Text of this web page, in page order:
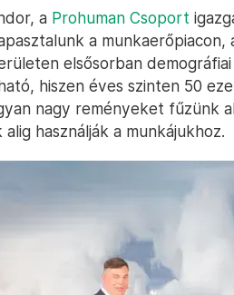
a Prohuman Csoport
a
elsősorban
hiszen éves szinten 50
nagy reményeket fűzünk
alig használják a munkájukhoz.